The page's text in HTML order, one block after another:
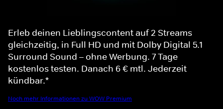
Erleb deinen Lieblingscontent auf 2 Streams
gleichzeitig, in Full HD und mit Dolby Digital 5.1
Surround Sound – ohne Werbung. 7 Tage
kostenlos testen. Danach 6 € mtl. Jederzeit
kündbar.*
Noch mehr Informationen zu WOW Premium